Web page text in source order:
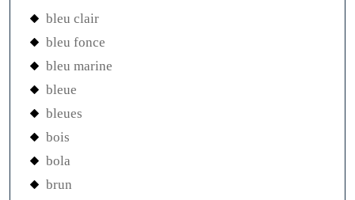
bleu clair
bleu fonce
bleu marine
bleue
bleues
bois
bola
brun